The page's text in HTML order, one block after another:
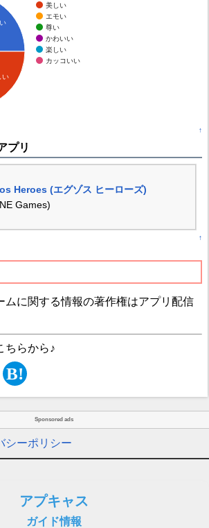
美しい
エモい
尊い
かわいい
楽しい
カッコいい
い
↑
プリ
Heroes (エグゾス ヒーローズ)
Games)
↑
ムに関する情報の著作権はアプリ配信
ちらから♪
Sponsored ads
シーポリシー
アプキャス
ガイド情報